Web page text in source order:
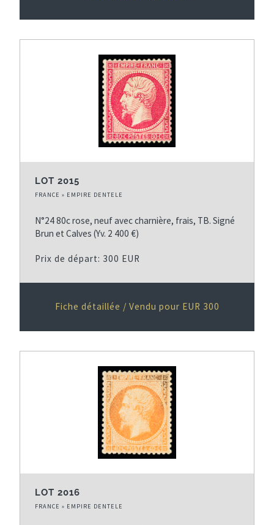
LOT 2015
FRANCE » EMPIRE DENTELE
N°24 80c rose, neuf avec charnière, frais, TB. Signé
Brun et Calves (Yv. 2 400 €)
Prix de départ: 300 EUR
Fiche détaillée / Vendu pour EUR 300
LOT 2016
FRANCE » EMPIRE DENTELE